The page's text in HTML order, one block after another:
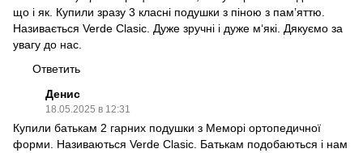
що і як. Купили зразу 3 класні подушки з піною з пам’яттю.
Називається Verdе Сlasic. Дуже зручні і дуже м‘які. Дякуємо за
увагу до нас.
Ответить
Денис
18.05.2025 в 12:31
Купили батькам 2 гарних подушки з Меморі ортопедичної
форми. Називаються Verde Clasic. Батькам подобаються і нам